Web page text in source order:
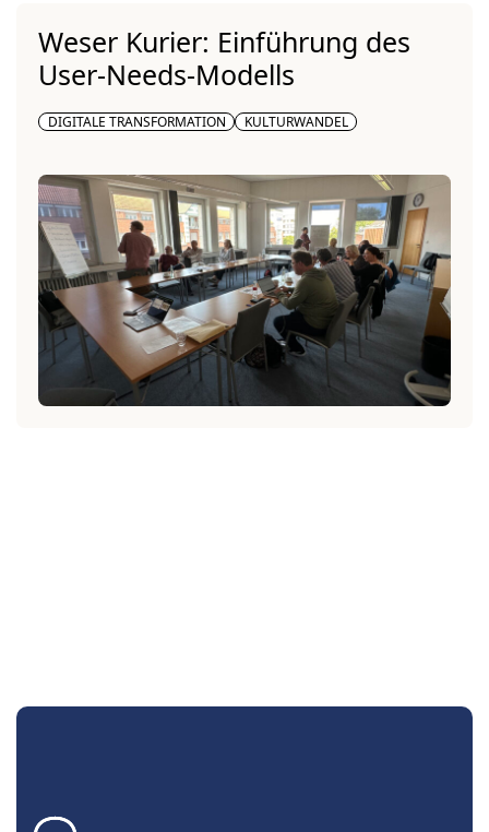
Weser Kurier: Einführung des
User-Needs-Modells
DIGITALE TRANSFORMATION KULTURWANDEL